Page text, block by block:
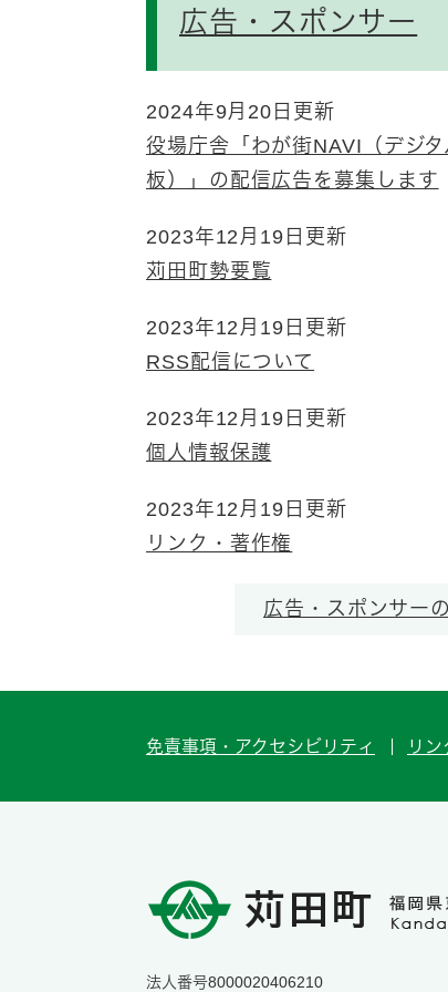
広告・スポンサー
2024年9月20日更新
役場庁舎「わが街NAVI（デジタ
板）」の配信広告を募集します
2023年12月19日更新
苅田町勢要覧
2023年12月19日更新
RSS配信について
2023年12月19日更新
個人情報保護
2023年12月19日更新
リンク・著作権
広告・スポンサー
免責事項・アクセシビリティ リ
法人番号8000020406210